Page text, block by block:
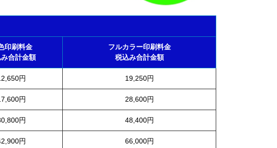
印刷料金
合計金額
フルカラー印刷料金
税込み合計金額
円 19,250円
円 28,600円
円 48,400円
円 66,000円